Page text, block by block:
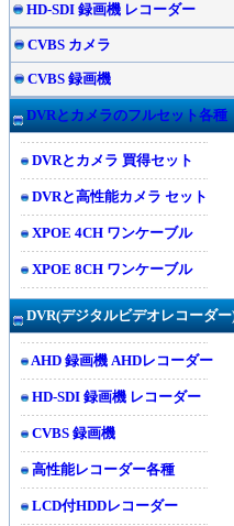
HD-SDI 録画機 レコーダー
CVBS カメラ
CVBS 録画機
DVRとカメラのフルセット各種
DVRとカメラ 買得セット
DVRと高性能カメラ セット
XPOE 4CH ワンケーブル
XPOE 8CH ワンケーブル
DVR(デジタルビデオレコーダー
AHD 録画機 AHDレコーダー
HD-SDI 録画機 レコーダー
CVBS 録画機
高性能レコーダー各種
LCD付HDDレコーダー